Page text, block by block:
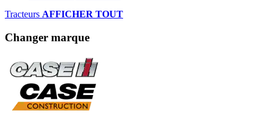
Tracteurs AFFICHER TOUT
Changer marque